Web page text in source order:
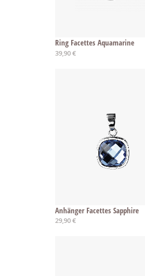
Ring Facettes Aquamarine
39,90 €
Anhänger Facettes Sapphire
29,90 €